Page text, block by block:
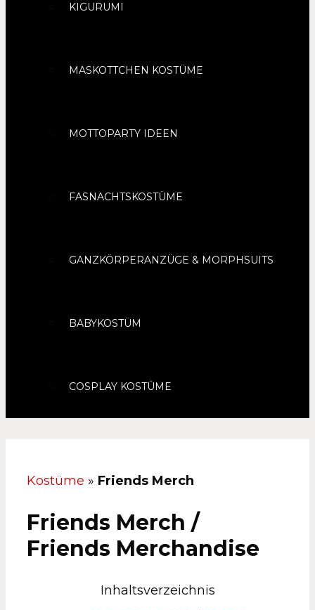
KIGURUMI
MASKOTTCHEN KOSTÜME
MOTTOPARTY IDEEN
FASNACHTSKOSTÜME
GANZKÖRPERANZÜGE & MORPHSUITS
BABYKOSTÜM
COSPLAY KOSTÜME
Kostüme » Friends Merch
Friends Merch /
Friends Merchandise
Inhaltsverzeichnis